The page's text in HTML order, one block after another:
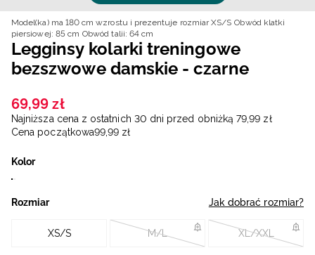
Model(ka) ma 180 cm wzrostu i prezentuje rozmiar XS/S Obwód klatki
piersiowej: 85 cm Obwód talii: 64 cm
Legginsy kolarki treningowe
bezszwowe damskie - czarne
69,99 zł
Najniższa cena z ostatnich 30 dni przed obniżką 79,99 zł
Cena początkowa99,99 zł
Kolor
Rozmiar Jak dobrać rozmiar?
XS/S M/L XL/XXL